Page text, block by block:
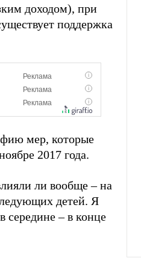
доходом), при
поддержка
мер, которые
2017 года.
ли вообще – на
детей. Я
середине – в конце